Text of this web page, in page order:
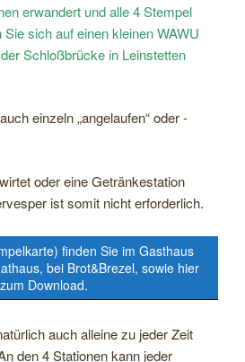
erwandert und alle 4 Stempel
sich auf einen kleinen WAWU
Schloßbrücke in Leinstetten
einzeln „angelaufen“ oder -
oder eine Getränkestation
ist somit nicht erforderlich.
finden Sie im Gasthaus
bei Brot&Brezel, sowie hier
zum Download.
auch alleine zu jeder Zeit
den 4 Stationen kann jeder